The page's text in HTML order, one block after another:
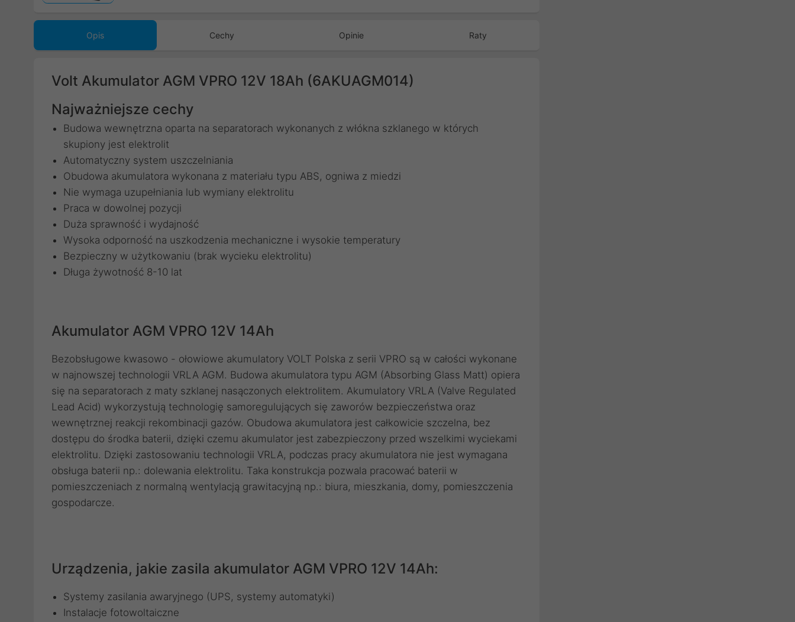
Opis Cechy Opinie Raty
Volt Akumulator AGM VPRO 12V 18Ah (6AKUAGM014)
Najważniejsze cechy
Budowa wewnętrzna oparta na separatorach wykonanych z włókna szklanego w których
skupiony jest elektrolit
Automatyczny system uszczelniania
Obudowa akumulatora wykonana z materiału typu ABS, ogniwa z miedzi
Nie wymaga uzupełniania lub wymiany elektrolitu
Praca w dowolnej pozycji
Duża sprawność i wydajność
Wysoka odporność na uszkodzenia mechaniczne i wysokie temperatury
Bezpieczny w użytkowaniu (brak wycieku elektrolitu)
Długa żywotność 8-10 lat
Akumulator AGM VPRO 12V 14Ah
Bezobsługowe kwasowo - ołowiowe akumulatory VOLT Polska z serii VPRO są w całości wykonane
w najnowszej technologii VRLA AGM. Budowa akumulatora typu AGM (Absorbing Glass Matt) opiera
się na separatorach z maty szklanej nasączonych elektrolitem. Akumulatory VRLA (Valve Regulated
Lead Acid) wykorzystują technologię samoregulujących się zaworów bezpieczeństwa oraz
wewnętrznej reakcji rekombinacji gazów. Obudowa akumulatora jest całkowicie szczelna, bez
dostępu do środka baterii, dzięki czemu akumulator jest zabezpieczony przed wszelkimi wyciekami
elektrolitu. Dzięki zastosowaniu technologii VRLA, podczas pracy akumulatora nie jest wymagana
obsługa baterii np.: dolewania elektrolitu. Taka konstrukcja pozwala pracować baterii w
pomieszczeniach z normalną wentylacją grawitacyjną np.: biura, mieszkania, domy, pomieszczenia
gospodarcze.
Urządzenia, jakie zasila akumulator AGM VPRO 12V 14Ah:
Systemy zasilania awaryjnego (UPS, systemy automatyki)
Instalacje fotowoltaiczne